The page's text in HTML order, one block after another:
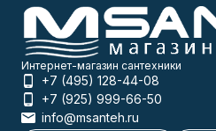
Интернет-магазин сантехники
+7 (495) 128-44-08
+7 (925) 999-66-50
info@msanteh.ru